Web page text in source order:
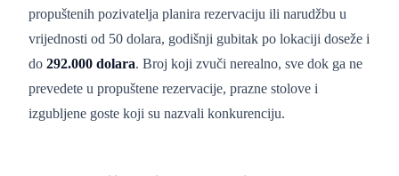
propuštenih pozivatelja planira rezervaciju ili narudžbu u
vrijednosti od 50 dolara, godišnji gubitak po lokaciji doseže i
do 292.000 dolara. Broj koji zvuči nerealno, sve dok ga ne
prevedete u propuštene rezervacije, prazne stolove i
izgubljene goste koji su nazvali konkurenciju.